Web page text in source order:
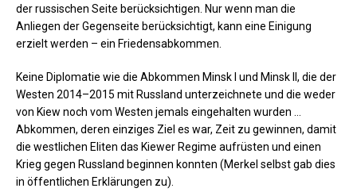
der russischen Seite berücksichtigen. Nur wenn man die
Anliegen der Gegenseite berücksichtigt, kann eine Einigung
erzielt werden – ein Friedensabkommen.
Keine Diplomatie wie die Abkommen Minsk I und Minsk II, die der
Westen 2014–2015 mit Russland unterzeichnete und die weder
von Kiew noch vom Westen jemals eingehalten wurden …
Abkommen, deren einziges Ziel es war, Zeit zu gewinnen, damit
die westlichen Eliten das Kiewer Regime aufrüsten und einen
Krieg gegen Russland beginnen konnten (Merkel selbst gab dies
in öffentlichen Erklärungen zu).